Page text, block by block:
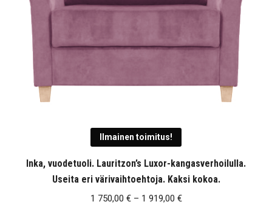
Ilmainen toimitus!
Inka, vuodetuoli. Lauritzon’s Luxor-kangasverhoilulla.
Useita eri värivaihtoehtoja. Kaksi kokoa.
1 750,00 € – 1 919,00 €Hintaluokka: